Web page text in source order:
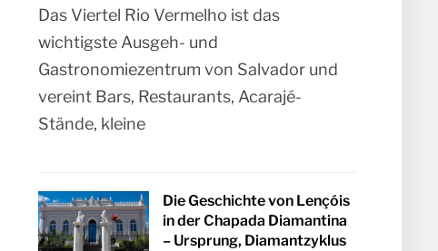
Das Viertel Rio Vermelho ist das
wichtigste Ausgeh- und
Gastronomiezentrum von Salvador und
vereint Bars, Restaurants, Acarajé-
Stände, kleine
Die Geschichte von Lençóis
in der Chapada Diamantina
– Ursprung, Diamantzyklus